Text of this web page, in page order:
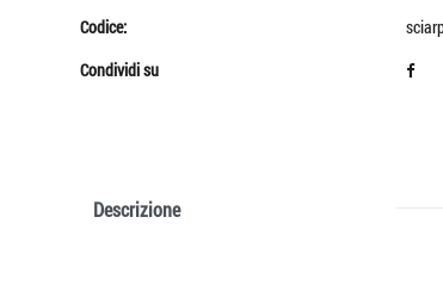
Codice:
Condividi su
Descrizione